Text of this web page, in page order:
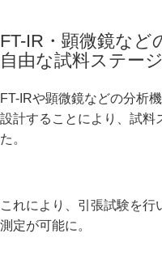
FT-IR・顕微鏡など
自由な試料ステージ
FT-IRや顕微鏡などの分析
設計することにより、試料
た。
これにより、引張試験を
測定が可能に。